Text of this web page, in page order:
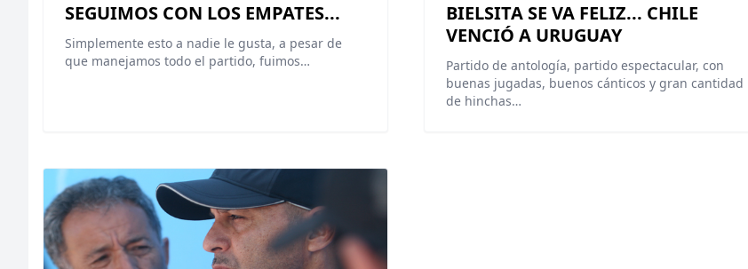
SEGUIMOS CON LOS EMPATES...
Simplemente esto a nadie le gusta, a pesar de
que manejamos todo el partido, fuimos…
BIELSITA SE VA FELIZ... CHILE
VENCIÓ A URUGUAY
Partido de antología, partido espectacular, con
buenas jugadas, buenos cánticos y gran cantidad
de hinchas…